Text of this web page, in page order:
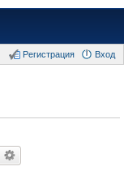
Вход
Регистрация